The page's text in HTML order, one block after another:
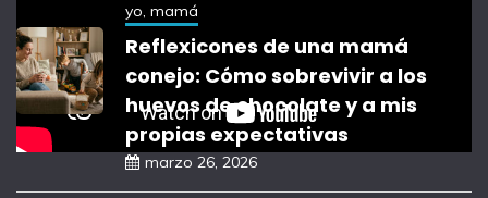
yo, mamá
Reflexicones de una mamá
conejo: Cómo sobrevivir a los
huevos de chocolate y a mis
propias expectativas
marzo 26, 2026